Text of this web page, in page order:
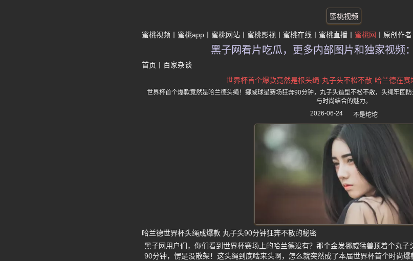
蜜桃视频
蜜桃视频 蜜桃app 蜜桃网站 蜜桃影视 蜜桃在线 蜜桃直播 蜜桃网 原创作者
黑子网看片吃瓜，更多内部图片和独家视频
首页 百家杂谈
世界杯首个爆款竟然是根头绳-丸子头不松不散-哈兰德在赛
世界杯首个爆款竟然是哈兰德头绳！挪威球星赛场狂奔90分钟，丸子头造型不松不散，头绳牢固
与时尚结合的魅力。
2026-06-24
不是坨坨
哈兰德世界杯头绳成爆款 丸子头90分钟狂奔不散的秘密
黑子网用户们，你们看到世界杯赛场上的哈兰德没有？那个金发挪威猛兽顶着个丸
90分钟，愣是没散架！这头绳到底啥来头啊，怎么就突然成了本届世界杯首个时尚爆